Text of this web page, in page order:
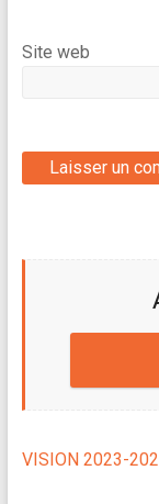
Site web
VISION 2023-